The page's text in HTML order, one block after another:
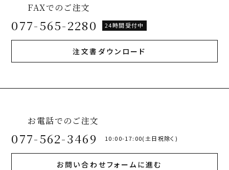
FAXでのご注文
077-565-2280 24時間受付中
注文書ダウンロード
お電話でのご注文
077-562-3469 10:00-17:00(土日祝除く)
お問い合わせフォームに進む